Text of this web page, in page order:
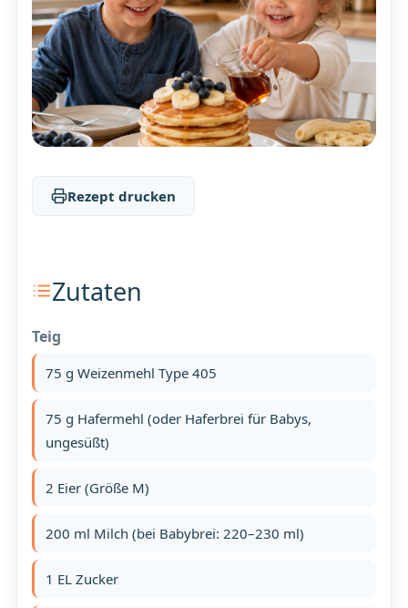
Rezept drucken
Zutaten
Teig
75 g Weizenmehl Type 405
75 g Hafermehl (oder Haferbrei für Babys,
ungesüßt)
2 Eier (Größe M)
200 ml Milch (bei Babybrei: 220–230 ml)
1 EL Zucker